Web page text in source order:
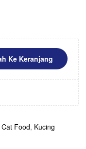
Ke Keranjang
Cat Food, Kucing